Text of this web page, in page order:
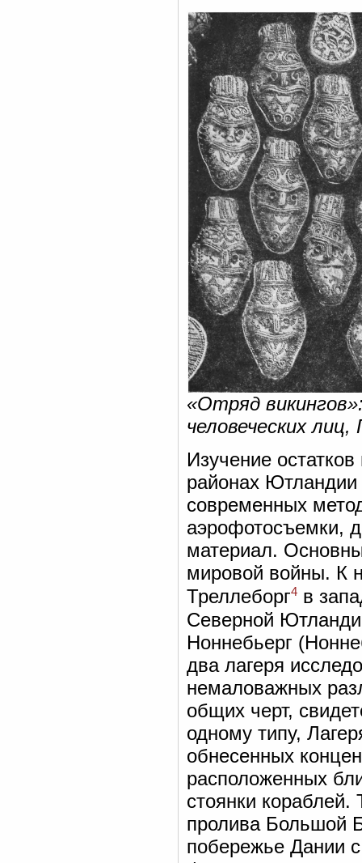
«Отряд
человеческих лиц,
Изучение
районах Ютландии
современных
аэрофотосъемки,
материал.
мировой войны. К
Треллеборг4 в
Северной
Ноннебьерг
два лагеря
немаловажных
общих черт,
одному типу,
обнесенных
расположенных
стоянки
пролива Большой
побережье Дании